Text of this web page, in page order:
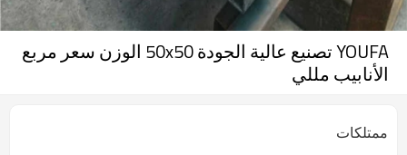
YOUFA تصنيع عالية الجودة 50x50 الوزن سعر مربع
الأنابيب مللي
ممتلكات